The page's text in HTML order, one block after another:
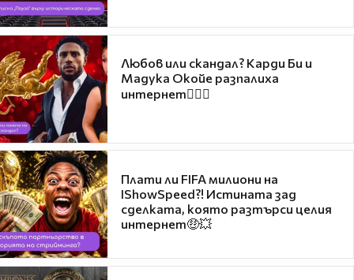
Любов или скандал? Карди Би и
Мадука Окойе разпалиха
интернет❤️‍🔥🔥
Плати ли FIFA милиони на
IShowSpeed?! Истината зад
сделката, която разтърси целия
интернет🤑💥